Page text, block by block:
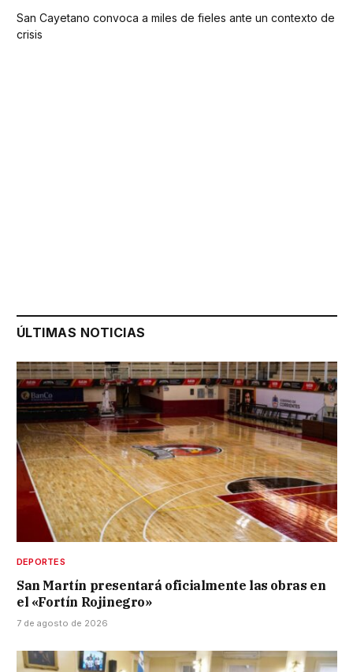
San Cayetano convoca a miles de fieles ante un contexto de
crisis
ÚLTIMAS NOTICIAS
DEPORTES
San Martín presentará oficialmente las obras en
el «Fortín Rojinegro»
7 de agosto de 2026